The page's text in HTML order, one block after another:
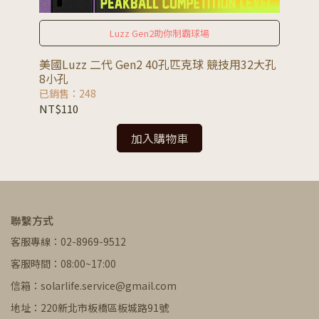
Luzz Gen2助你制霸球場
美國Luzz 二代 Gen2 40孔匹克球 競技用32大孔
8小孔
已銷售：248
NT$110
加入購物車
聯繫方式
客服專線：02-8969-9512
客服時間：08:00~17:00
信箱：solarlife.service@gmail.com
地址：220新北市板橋區板城路91號